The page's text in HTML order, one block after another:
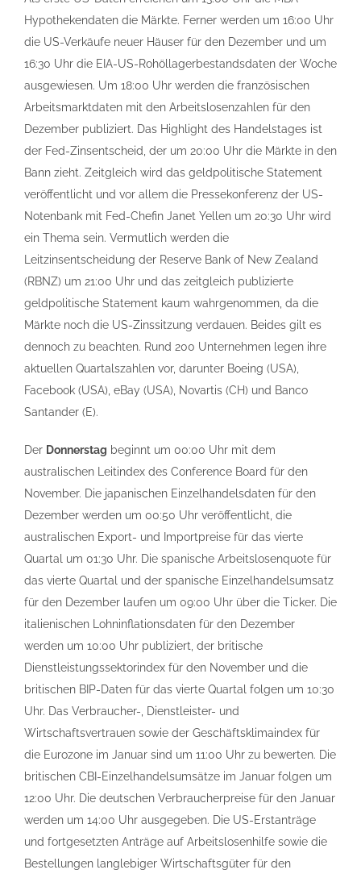
Hypothekendaten die Märkte. Ferner werden um 16:00 Uhr
die US-Verkäufe neuer Häuser für den Dezember und um
16:30 Uhr die EIA-US-Rohöllagerbestandsdaten der Woche
ausgewiesen. Um 18:00 Uhr werden die französischen
Arbeitsmarktdaten mit den Arbeitslosenzahlen für den
Dezember publiziert. Das Highlight des Handelstages ist
der Fed-Zinsentscheid, der um 20:00 Uhr die Märkte in den
Bann zieht. Zeitgleich wird das geldpolitische Statement
veröffentlicht und vor allem die Pressekonferenz der US-
Notenbank mit Fed-Chefin Janet Yellen um 20:30 Uhr wird
ein Thema sein. Vermutlich werden die
Leitzinsentscheidung der Reserve Bank of New Zealand
(RBNZ) um 21:00 Uhr und das zeitgleich publizierte
geldpolitische Statement kaum wahrgenommen, da die
Märkte noch die US-Zinssitzung verdauen. Beides gilt es
dennoch zu beachten. Rund 200 Unternehmen legen ihre
aktuellen Quartalszahlen vor, darunter Boeing (USA),
Facebook (USA), eBay (USA), Novartis (CH) und Banco
Santander (E).
Der Donnerstag beginnt um 00:00 Uhr mit dem
australischen Leitindex des Conference Board für den
November. Die japanischen Einzelhandelsdaten für den
Dezember werden um 00:50 Uhr veröffentlicht, die
australischen Export- und Importpreise für das vierte
Quartal um 01:30 Uhr. Die spanische Arbeitslosenquote für
das vierte Quartal und der spanische Einzelhandelsumsatz
für den Dezember laufen um 09:00 Uhr über die Ticker. Die
italienischen Lohninflationsdaten für den Dezember
werden um 10:00 Uhr publiziert, der britische
Dienstleistungssektorindex für den November und die
britischen BIP-Daten für das vierte Quartal folgen um 10:30
Uhr. Das Verbraucher-, Dienstleister- und
Wirtschaftsvertrauen sowie der Geschäftsklimaindex für
die Eurozone im Januar sind um 11:00 Uhr zu bewerten. Die
britischen CBI-Einzelhandelsumsätze im Januar folgen um
12:00 Uhr. Die deutschen Verbraucherpreise für den Januar
werden um 14:00 Uhr ausgegeben. Die US-Erstanträge
und fortgesetzten Anträge auf Arbeitslosenhilfe sowie die
Bestellungen langlebiger Wirtschaftsgüter für den